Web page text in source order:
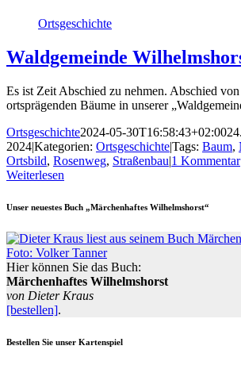
Ortsgeschichte
Waldgemeinde
Es ist Zeit Abschied zu nehmen. Abschied
ortsprägenden Bäume in unserer
Ortsgeschichte2024-05-30T16:58:43+02:00
2024|Kategorien: Ortsgeschichte|Tags: Baum,
Ortsbild, Rosenweg, Straßenbau|1 Kommentar
Weiterlesen
Unser neuestes Buch „Märchenhaftes Wilhelmshorst“
Hier können Sie das Buch:
Märchenhaftes Wilhelmshorst
von Dieter Kraus
[bestellen].
Bestellen Sie unser Kartenspiel